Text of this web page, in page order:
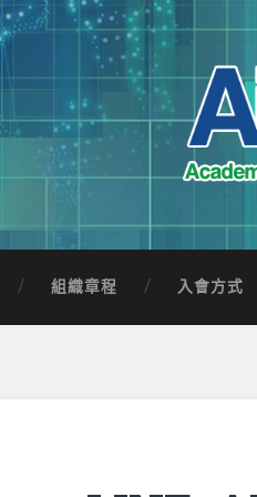
灣臺中
Consortium of
組織章程 入會方式